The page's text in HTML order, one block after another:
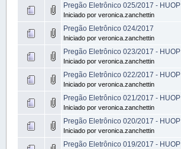
Pregão Eletrônico 025/2017 - HUOP
Iniciado por veronica.zanchettin
Pregão Eletrônico 024/2017
Iniciado por veronica.zanchettin
Pregão Eletrônico 023/2017 - HUOP
Iniciado por veronica.zanchettin
Pregão Eletrônico 022/2017 - HUOP
Iniciado por veronica.zanchettin
Pregão Eletrônico 021/2017 - HUOP
Iniciado por veronica.zanchettin
Pregão Eletrônico 020/2017 - HUOP
Iniciado por veronica.zanchettin
Pregão Eletrônico 019/2017 - HUOP